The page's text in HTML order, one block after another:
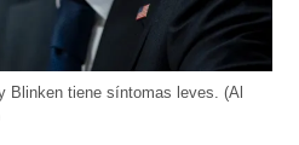
Blinken tiene síntomas leves. (Al